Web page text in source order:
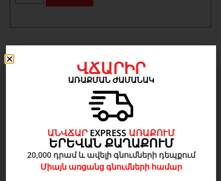
Բժշկական սարքավորումներ
Անզգայացում, Վերակենդանացում, շտապ
բուժօգնություն
Ճառագայթաբանություն
Ներհիվանդանոցային սարքավորումներ
ՎՃԱՐԻՐ
ԱՌԱՔՄԱՆ ԺԱՄԱՆԱԿ
ԱՆՎՃԱՐ EXPRESS ԱՌԱՔՈՒՄ
ԵՐԵՎԱՆ ՔԱՂԱՔՈՒՄ
20,000 դրամ և ավելի գնումների դեպքում
Միայն առցանց գնումների համար